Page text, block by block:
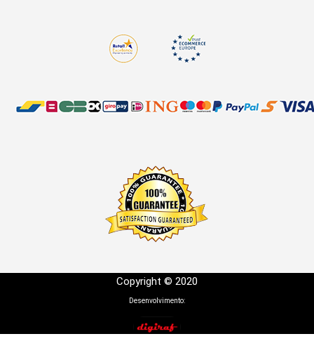
Copyright © 2020
Desenvolvimento: